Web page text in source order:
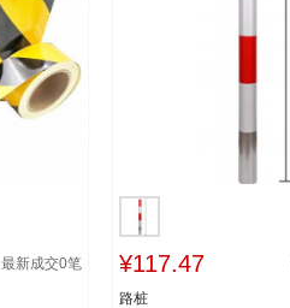
最新成交0笔 ¥117.47
路桩